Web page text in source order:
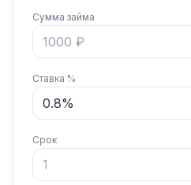
Сумма займа
Ставка %
Срок